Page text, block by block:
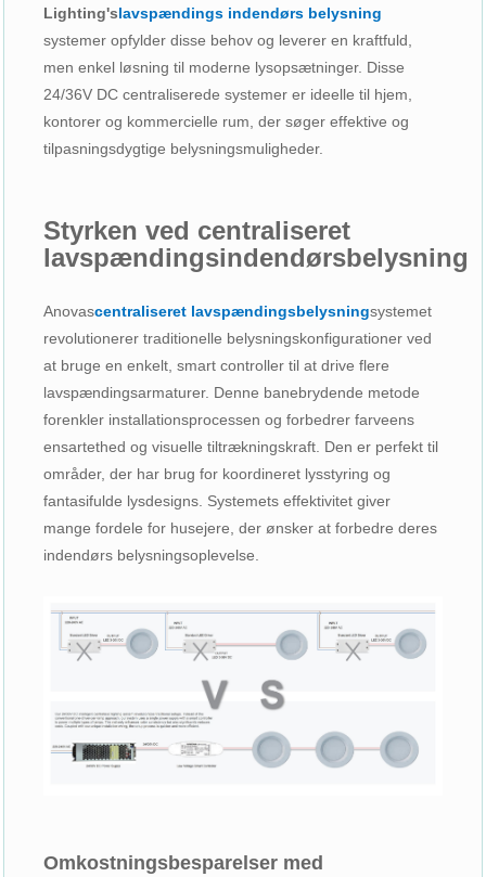
Lighting'slavspændings indendørs belysning
systemer opfylder disse behov og leverer en kraftfuld,
men enkel løsning til moderne lysopsætninger. Disse
24/36V DC centraliserede systemer er ideelle til hjem,
kontorer og kommercielle rum, der søger effektive og
tilpasningsdygtige belysningsmuligheder.
Styrken ved centraliseret
lavspændingsindendørsbelysning
Anovascentraliseret lavspændingsbelysningsystemet
revolutionerer traditionelle belysningskonfigurationer ved
at bruge en enkelt, smart controller til at drive flere
lavspændingsarmaturer. Denne banebrydende metode
forenkler installationsprocessen og forbedrer farveens
ensartethed og visuelle tiltrækningskraft. Den er perfekt til
områder, der har brug for koordineret lysstyring og
fantasifulde lysdesigns. Systemets effektivitet giver
mange fordele for husejere, der ønsker at forbedre deres
indendørs belysningsoplevelse.
Omkostningsbesparelser med